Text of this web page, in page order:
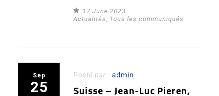
17 June 2023
Actualités
Tous les communiqués
Sep
25
Posté par :admin
Suisse – Jean-Luc Pieren,